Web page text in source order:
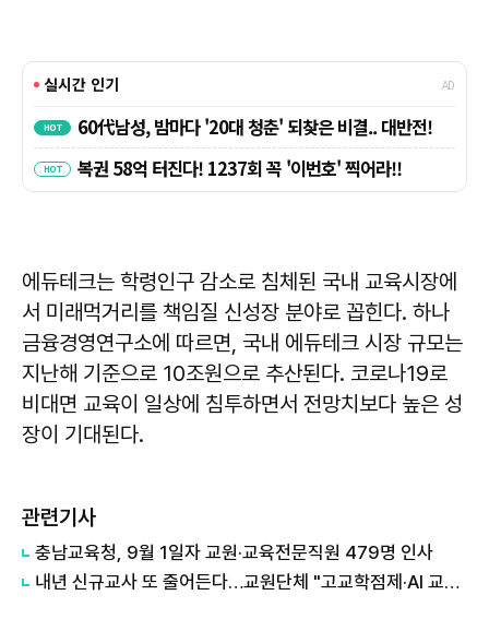
에듀테크는 학령인구 감소로 침체된 국내 교육시장에
서 미래먹거리를 책임질 신성장 분야로 꼽힌다. 하나
금융경영연구소에 따르면, 국내 에듀테크 시장 규모는
지난해 기준으로 10조원으로 추산된다. 코로나19로
비대면 교육이 일상에 침투하면서 전망치보다 높은 성
장이 기대된다.
관련기사
충남교육청, 9월 1일자 교원·교육전문직원 479명 인사
내년 신규교사 또 줄어든다…교원단체 "고교학점제·AI 교육 차질 빚을 것" 반발